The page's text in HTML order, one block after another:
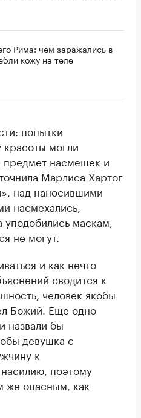
Рима: чем заражались в
кожу на теле
попытки
красоты могли
предмет насмешек и
Марлиса Хартог
над наносившими
насмехались,
маскам,
не могут.
и как нечто
сводится к
человек якобы
Божий. Еще одно
назвали бы
девушка с
к
поэтому
же опасным, как